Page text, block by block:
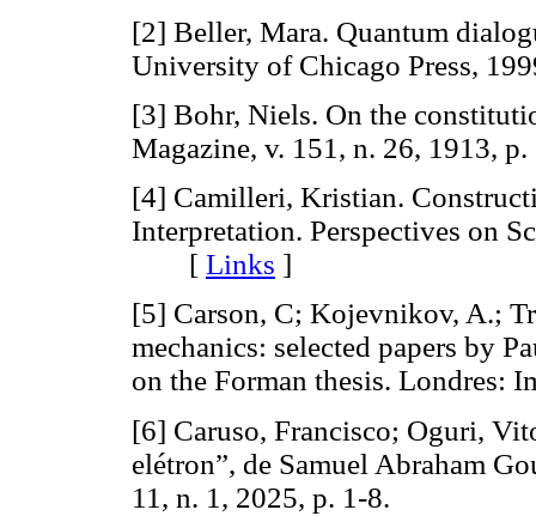
[2] Beller, Mara. Quantum
University of Chicago
[3] Bohr, Niels. On the
Magazine, v. 151, n. 26,
[4] Camilleri, Kristian.
Interpretation. Perspectives on
[ Links ]
[5] Carson, C; Kojevnikov, A.;
mechanics: selected papers by
on the Forman thesis.
[6] Caruso, Francisco; Oguri,
elétron”, de Samuel Abraham
11, n. 1, 2025, p. 1-8.